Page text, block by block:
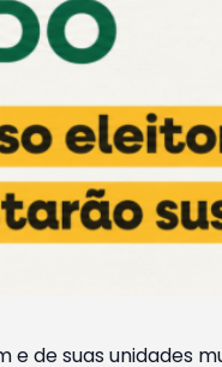
e de suas unidades